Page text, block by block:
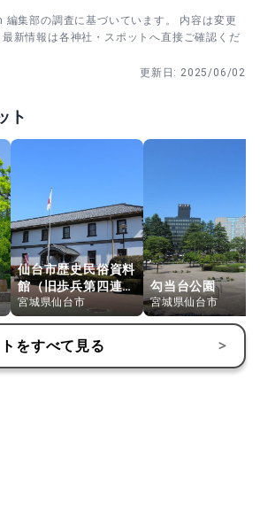
集部の調査に基づいています。 内容は変更
新情報は各神社・スポットへ直接ご確認くだ
更新日: 2025/06/02
ト
仙台市歴史民俗資料
館（旧歩兵第四連隊
兵舎 ）
宮城県仙台市
勾当台公園
宮城県仙台市
をすべて見る >